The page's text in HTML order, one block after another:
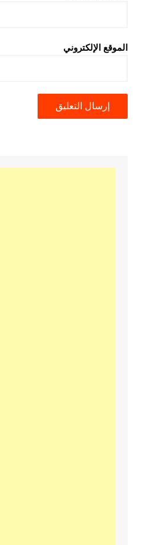
الموقع الإلكتروني